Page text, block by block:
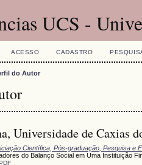
UCS -
ACESSO CADASTRO
do Autor
Universidade de Caxias
Científica, Pós-graduação, Pesquisa e
do Balanço Social em Uma Instituição